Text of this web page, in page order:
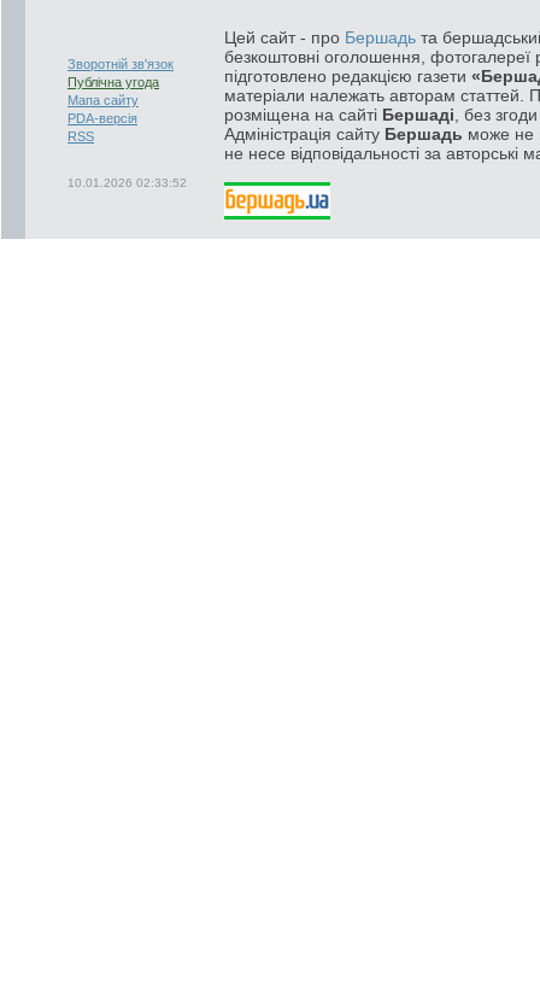
Зворотній зв'язок
Публічна угода
Мапа сайту
PDA-версія
RSS
10.01.2026 02:33:52
Цей сайт - про Бершадь та
безкоштовні оголошення, фотогалереї
підготовлено редакцією газети
матеріали належать авторам статтей.
розміщена на сайті Бершаді , без
Адміністрація сайту Бершадь може не
не несе відповідальності за авторські